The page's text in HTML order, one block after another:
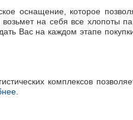
оснащение, которое
на себя все хлопоты
Вас на каждом этапе
комплексов